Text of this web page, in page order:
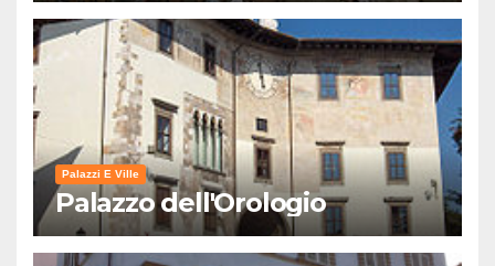
Palazzi E Ville
Palazzo dell'Orologio